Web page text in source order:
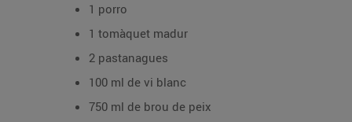
1 porro
1 tomàquet madur
2 pastanagues
100 ml de vi blanc
750 ml de brou de peix